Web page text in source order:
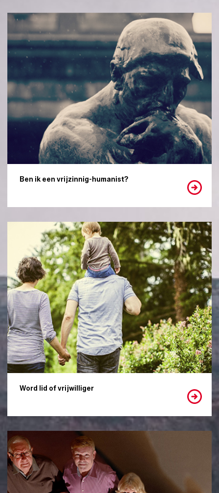
Ben ik een vrijzinnig-humanist?
Word lid of vrijwilliger